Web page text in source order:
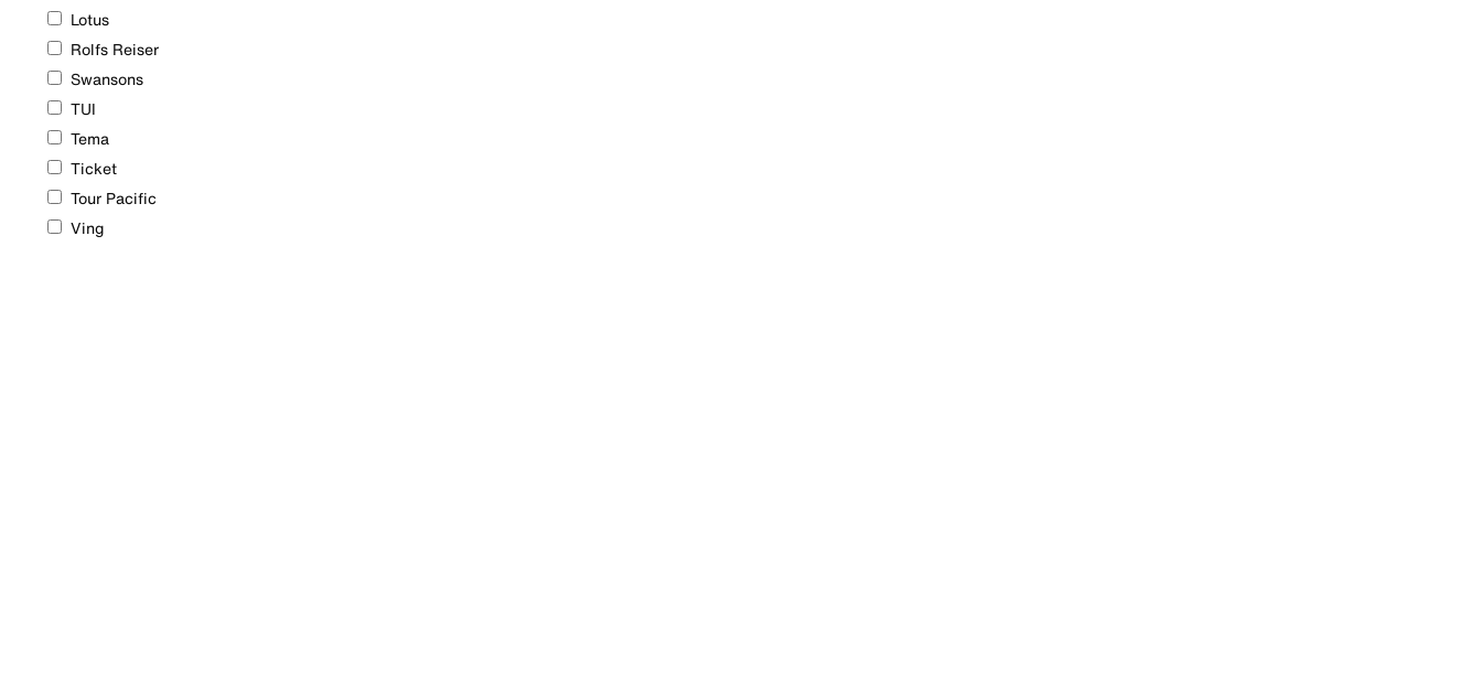
Lotus
Rolfs Reiser
Swansons
TUI
Tema
Ticket
Tour Pacific
Ving